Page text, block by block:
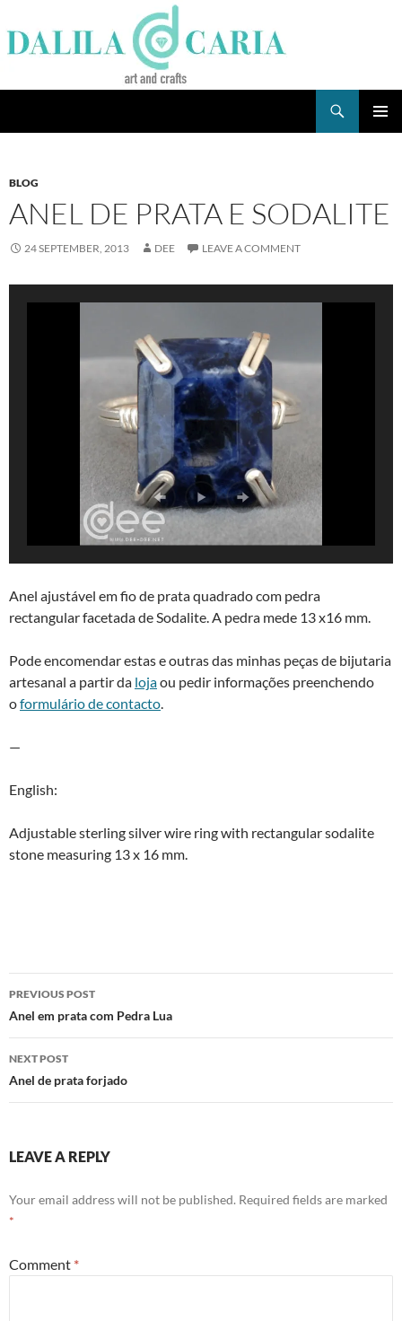
to
content
BLOG
ANEL DE PRATA E SODALITE
24 SEPTEMBER, 2013 DEE LEAVE A COMMENT
Anel ajustável em fio de prata quadrado com pedra
rectangular facetada de Sodalite. A pedra mede 13 x16 mm.
Pode encomendar estas e outras das minhas peças de bijutaria
artesanal a partir da lojaou pedir informações preenchendo
oformulário de contacto
—
English:
Adjustable sterling silver wire ring with rectangular sodalite
stone measuring 13 x 16 mm.
Post
navigation
PREVIOUS POST
Anel em prata com Pedra Lua
NEXT POST
Anel de prata forjado
LEAVE A REPLY
Your email address will not be published. Required fields are marked
*
Comment *